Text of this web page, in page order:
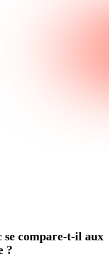
se compare-t-il aux
?